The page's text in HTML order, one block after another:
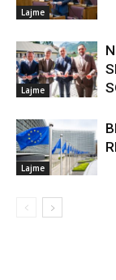
Lajme
Lajme
Lajme